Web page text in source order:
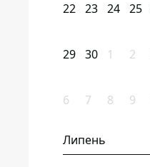
22 23 24 25
29 30 1 2
6 7 8 9
Липень